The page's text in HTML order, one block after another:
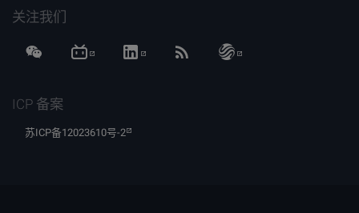
关注我们
ICP 备案
苏ICP备12023610号-2